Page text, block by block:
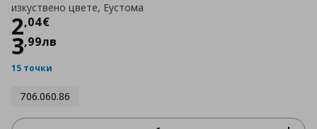
изкуствено цвете, Еустома
2,04€
Цена
3,99лв
15 точки
706.060.86